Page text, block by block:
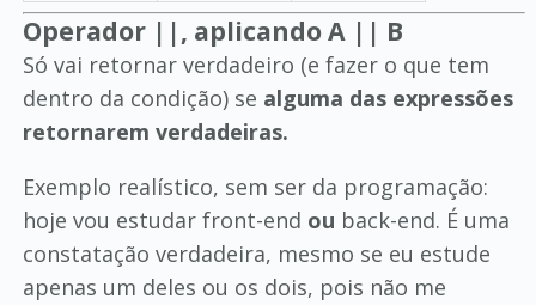
Operador ||, aplicando A || B
Só vai retornar verdadeiro (e fazer o que tem
dentro da condição) se alguma das expressões
retornarem verdadeiras.
Exemplo realístico, sem ser da programação:
hoje vou estudar front-end ou back-end. É uma
constatação verdadeira, mesmo se eu estude
apenas um deles ou os dois, pois não me